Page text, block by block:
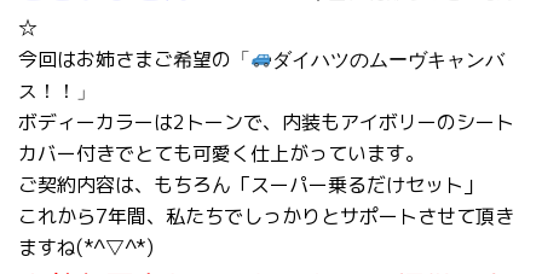
☆
今回はお姉さまご希望の 「
ダイハツのムーヴキャンバ
ス！！」
ボディーカラーは2トーンで、内装もアイボリーのシート
カバー付きでとても可愛く仕上がっています。
ご契約内容は、もちろん「スーパー乗るだけセット」
これから7年間、私たちでしっかりとサポートさせて頂き
ますね(*^▽^*)